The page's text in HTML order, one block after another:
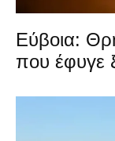
Εύβοια:
που έφυγε